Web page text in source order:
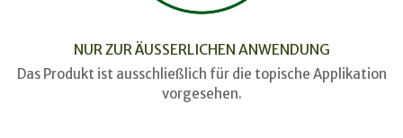
NUR ZUR ÄUSSERLICHEN ANWENDUNG
Das Produkt ist ausschließlich für die topische Applikation
vorgesehen.